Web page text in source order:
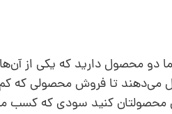
دو محصول دارید که یکی از
می‌دهند تا فروش محصولی
محصولتان کنید سودی که کسب